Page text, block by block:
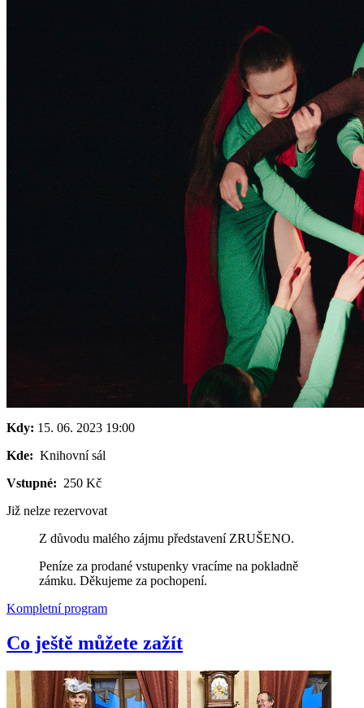
Kdy: 15. 06. 2023 19:00
Kde: Knihovní sál
Vstupné: 250 Kč
Již nelze rezervovat
Z důvodu malého zájmu představení ZRUŠENO.
Peníze za prodané vstupenky vracíme na pokladně
zámku. Děkujeme za pochopení.
Kompletní program
Co ještě můžete zažít